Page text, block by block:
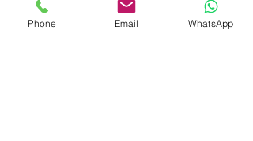
Herramientas interactivas: interactúe
con recursos multimedia,
Phone Email WhatsApp